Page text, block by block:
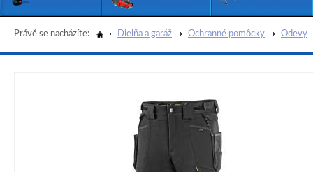
Právě se nacházíte: Dielňa a garáž Ochranné pomôcky Odevy